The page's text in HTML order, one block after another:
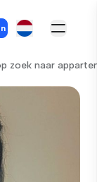
zoek naar